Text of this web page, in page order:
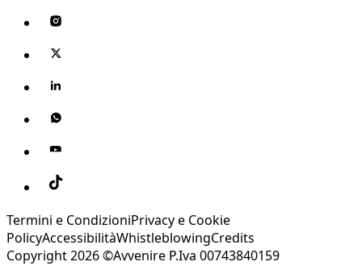
Termini e CondizioniPrivacy e Cookie
PolicyAccessibilitàWhistleblowingCredits
Copyright 2026 ©Avvenire P.Iva 00743840159